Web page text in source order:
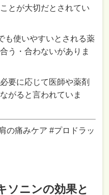
とが大切だとされてい
も使いやすいとされる薬
う・合わないがありま
要に応じて医師や薬剤
がると言われていま
の痛みケア #プロドラッ
ソニンの効果と